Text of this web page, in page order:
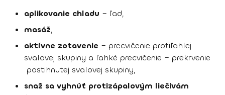
aplikovanie chladu – ľad,
masáž,
aktívne zotavenie – precvičenie protiľahlej
svalovej skupiny a ľahké precvičenie – prekrvenie
postihnutej svalovej skupiny,
snaž sa vyhnúť protizápalovým liečivám